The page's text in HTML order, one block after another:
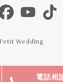
電話相
Wedding